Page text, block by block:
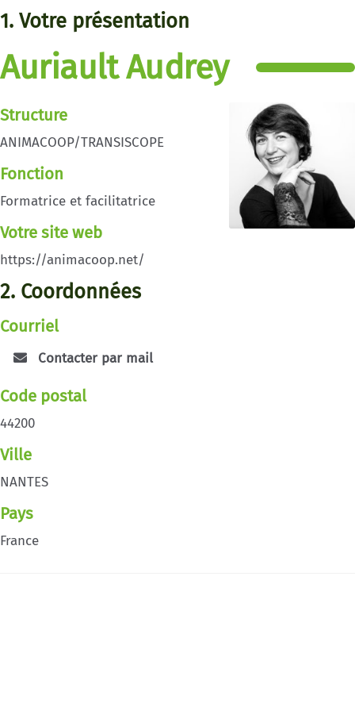
1. Votre présentation
Auriault Audrey
Structure
ANIMACOOP/TRANSISCOPE
Fonction
Formatrice et facilitatrice
Votre site web
https://animacoop.net/
2. Coordonnées
Courriel
Contacter par mail
Code postal
44200
Ville
NANTES
Pays
France